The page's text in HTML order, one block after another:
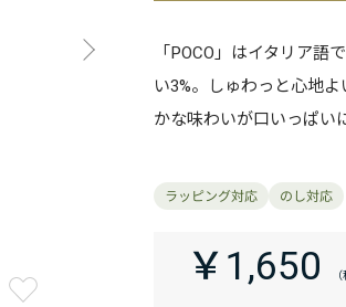
「POCO」はイタリア
い3%。しゅわっと心地
かな味わいが口いっぱい
￥1,650